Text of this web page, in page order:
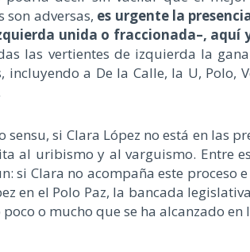
son adversas, es urgente la
unida o fraccionada–, aquí
las vertientes de izquierda la
incluyendo a De la Calle, la U,
sensu, si Clara López no está en las
al uribismo y al varguismo. Entre
si Clara no acompaña este
en el Polo Paz, la bancada
o mucho que se ha alcanzado